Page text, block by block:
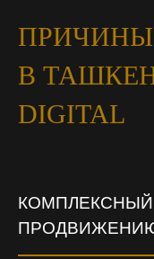
ПРИЧИНЫ
В
DIGITAL